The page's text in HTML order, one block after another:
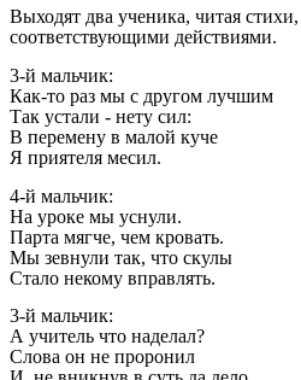
Выходят два ученика, читая
соответствующими действиями.
3-й мальчик:
Как-то раз мы с другом лучшим
Так устали - нету сил:
В перемену в малой куче
Я приятеля месил.
4-й мальчик:
На уроке мы уснули.
Парта мягче, чем кровать.
Мы зевнули так, что скулы
Стало некому вправлять.
3-й мальчик:
А учитель что наделал?
Слова он не проронил